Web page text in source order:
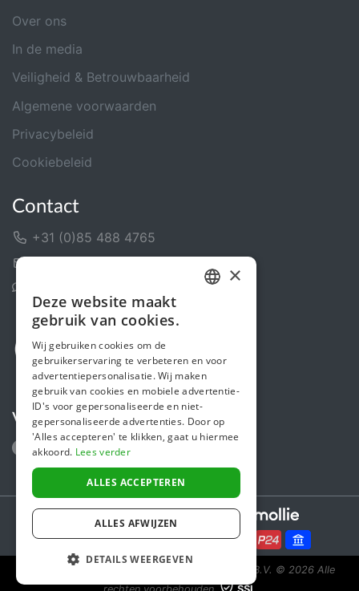
Over ons
In de media
Veiligheid & Betrouwbaarheid
Algemene voorwaarden
Privacybeleid
Cookiebeleid
Contact
+31 (0)85 488 4765
Volg ons
Secure payments powered by
Steunactie is een initiatief van Sponsor Europe B.V. © 2026 Alle
ENGLISH
×
Deze website maakt
gebruik van cookies.
Wij gebruiken cookies om de
gebruikerservaring te verbeteren en voor
advertentiepersonalisatie. Wij maken
gebruik van cookies en mobiele advertentie-
ID's voor gepersonaliseerde en niet-
gepersonaliseerde advertenties. Door op
'Alles accepteren' te klikken, gaat u hiermee
akkoord. Lees verder
ALLES ACCEPTEREN
ALLES AFWIJZEN
DETAILS WEERGEVEN